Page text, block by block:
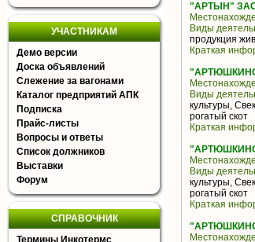
УЧАСТНИКАМ
Демо версии
Доска объявлений
Слежение за вагонами
Каталог предприятий АПК
Подписка
Прайс-листы
Вопросы и ответы
Список должников
Выставки
Форум
СПРАВОЧНИК
Термины Инкотермс
"АРТЫН"
Виды
продукция
Краткая
Виды
культуры,
рогатый скот
Краткая
Виды
культуры,
рогатый скот
Краткая